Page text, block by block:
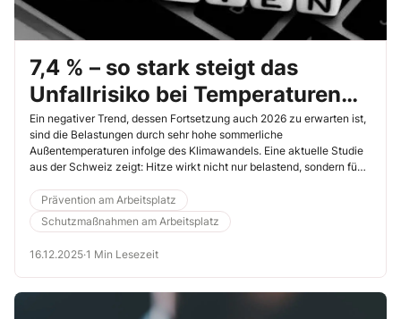
7,4 % – so stark steigt das
Unfallrisiko bei Temperaturen
über 30 °C
Ein negativer Trend, dessen Fortsetzung auch 2026 zu erwarten ist,
sind die Belastungen durch sehr hohe sommerliche
Außentemperaturen infolge des Klimawandels. Eine aktuelle Studie
aus der Schweiz zeigt: Hitze wirkt nicht nur belastend, sondern führt
Risiko für einen Arbeitsunfall um 7,4 %, wenn die
Außentemperaturen über 30 °C liegen.
Prävention am Arbeitsplatz
Schutzmaßnahmen am Arbeitsplatz
16.12.2025·1 Min Lesezeit